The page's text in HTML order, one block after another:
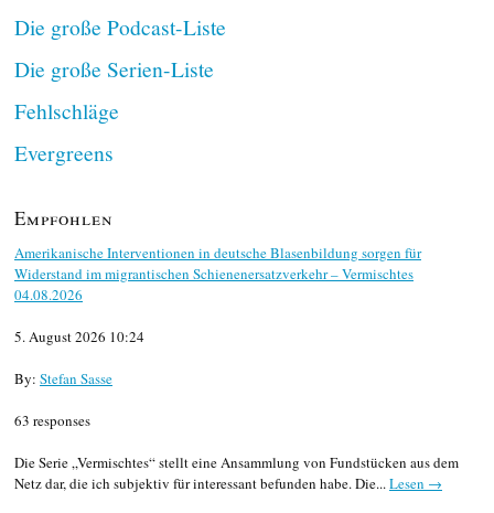
Die große Podcast-Liste
Die große Serien-Liste
Fehlschläge
Evergreens
Empfohlen
Amerikanische Interventionen in deutsche Blasenbildung sorgen für
Widerstand im migrantischen Schienenersatzverkehr – Vermischtes
04.08.2026
5. August 2026 10:24
By: Stefan Sasse
63 responses
Die Serie „Vermischtes“ stellt eine Ansammlung von Fundstücken aus dem
Netz dar, die ich subjektiv für interessant befunden habe. Die... Lesen →